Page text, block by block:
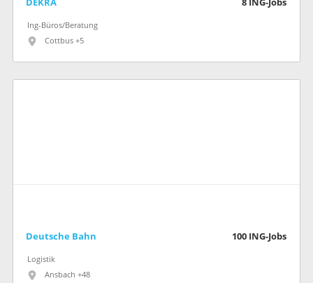
DEKRA 8 ING-Jobs
Ing-Büros/Beratung
Cottbus +5
Deutsche Bahn 100 ING-Jobs
Logistik
Ansbach +48